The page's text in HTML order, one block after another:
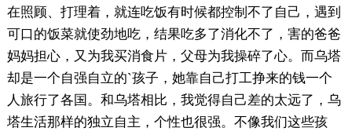
在照顾、打理着，就连吃饭有时候都控制不了自己，遇到
可口的饭菜就使劲地吃，结果吃多了消化不了，害的爸爸
妈妈担心，又为我买消食片，父母为我操碎了心。而乌塔
却是一个自强自立的`孩子，她靠自己打工挣来的钱一个
人旅行了各国。和乌塔相比，我觉得自己差的太远了，乌
塔生活那样的独立自主，个性也很强。不像我们这些孩